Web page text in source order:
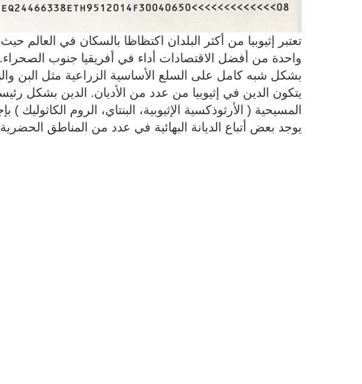
واحدة من أفضل الاقتصادات أداء في أفريقيا جنوب
بشكل شبه كامل على السلع الأساسية الزراعية مثل البن
يتكون الدين في إثيوبيا من عدد من الأديان. الدين بشكل
يوجد بعض أتباع الديانة البهائية في عدد من المناطق الحضرية